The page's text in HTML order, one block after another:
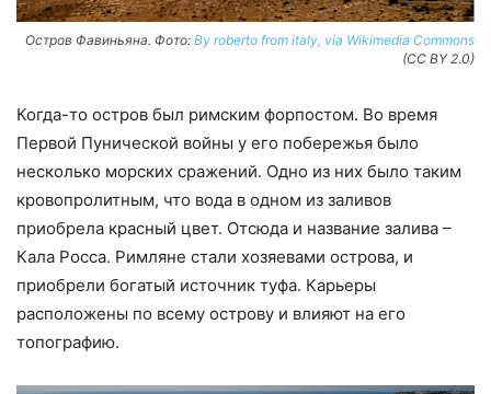
Остров Фавиньяна. Фото: By roberto from italy, via Wikimedia Commons
(CC BY 2.0)
Когда-то остров был римским форпостом. Во время
Первой Пунической войны у его побережья было
несколько морских сражений. Одно из них было таким
кровопролитным, что вода в одном из заливов
приобрела красный цвет. Отсюда и название залива –
Кала Росса. Римляне стали хозяевами острова, и
приобрели богатый источник туфа. Карьеры
расположены по всему острову и влияют на его
топографию.